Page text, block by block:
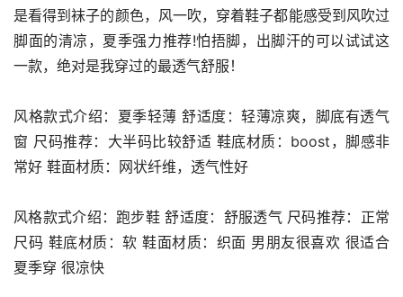
是看得到袜子的颜色，风一吹，穿着鞋子都能感受到风吹过
脚面的清凉，夏季强力推荐!怕捂脚，出脚汗的可以试试这
一款，绝对是我穿过的最透气舒服！
风格款式介绍：夏季轻薄 舒适度：轻薄凉爽，脚底有透气
窗 尺码推荐：大半码比较舒适 鞋底材质：boost，脚感非
常好 鞋面材质：网状纤维，透气性好
风格款式介绍：跑步鞋 舒适度：舒服透气 尺码推荐：正常
尺码 鞋底材质：软 鞋面材质：织面 男朋友很喜欢 很适合
夏季穿 很凉快